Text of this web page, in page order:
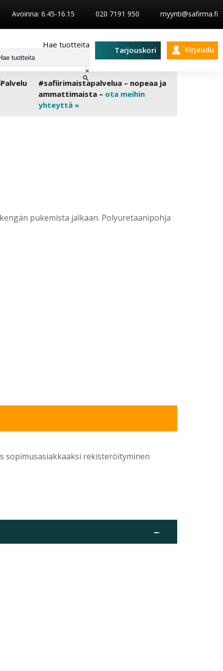
Avoinna: 6.45-16.15 020 7191 950 myynti@safirma.fi
Hae tuotteita
×
Tarjouskori Kirjaudu
#safiirimaistapalvelua – nopeaa ja
ammattimaista – ota meihin
yhteyttä »
pukemista jalkaan. Polyuretaanipohja
sopimusasiakkaaksi rekisteröityminen
–